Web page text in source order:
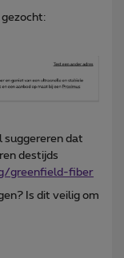
gezocht:
suggereren dat
destijds
greenfield-fiber
Is dit veilig om